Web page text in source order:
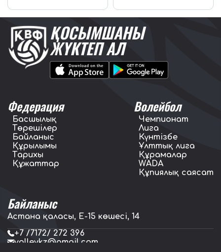
ҚОСЫМШАНЫ
ЖҮКТЕП АЛ
Федерация
Басшылық
Төрешілер
Байланыс
Құрылымы
Тарихы
Құжаттар
Волейбол
Чемпионат
Лига
Күнтізбе
Ұлттық лига
Құрамалар
WADA
Құпиялық саясат
Байланыс
Астана қаласы, E-15 көшесі, 14
+7 /7172/ 272 396
volleykz@gmail.com